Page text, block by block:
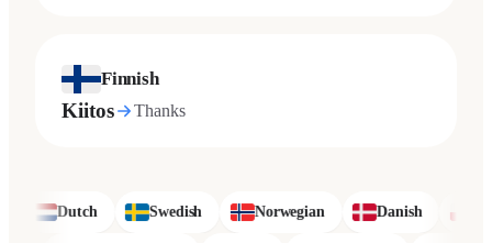
Finnish
Kiitos Thanks
Dutch Swedish Norwegian Danish Polish